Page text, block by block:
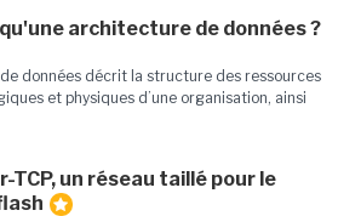
architecture de données ?
de données décrit la structure des ressources
et physiques d’une organisation, ainsi
TCP, un réseau taillé pour le